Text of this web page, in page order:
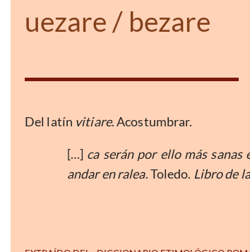
uezare / bezare
Del latín vitiare. Acostumbrar.
[…] ca serán por ello más sanas
andar en ralea. Toledo. Libro de